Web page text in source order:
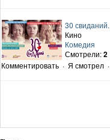
30 свиданий.
Кино
Комедия
Смотрели:2
Комментировать · Я смотрел ·